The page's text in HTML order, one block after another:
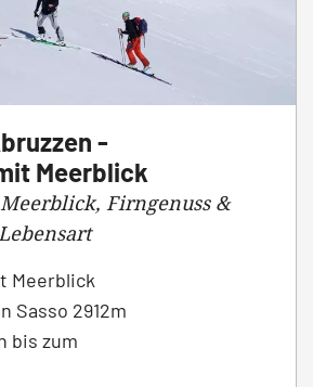
-
Meerblick
Firngenuss &
Meerblick
Sasso 2912m
bis zum